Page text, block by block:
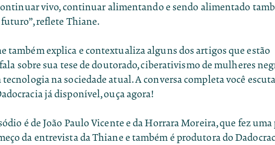
vivo, continuar alimentando e sendo alimentado
reflete Thiane.
também explica e contextualiza alguns dos artigos que estão
sobre sua tese de doutorado, ciberativismo de mulheres
na sociedade atual. A conversa completa você
já disponível,ouça agora!
é de João Paulo Vicente e da Horrara Moreira, que fez
da entrevista da Thiane e também é produtora do